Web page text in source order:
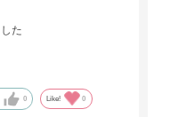
た
0 Like! 0